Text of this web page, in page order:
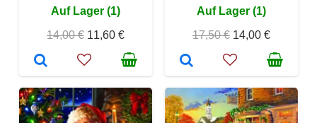
Auf Lager (1)
14,00 € 11,60 €
Auf Lager (1)
17,50 € 14,00 €